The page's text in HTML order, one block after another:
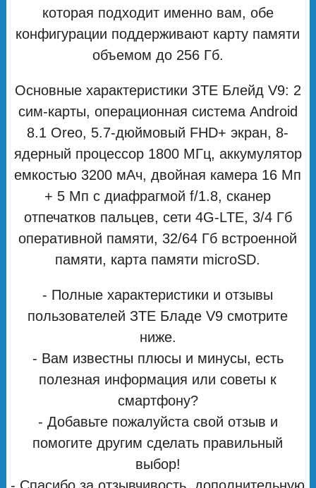
которая подходит именно вам, обе
конфигурации поддерживают карту памяти
объемом до 256 Гб.
Основные характеристики ЗТЕ Блейд V9: 2
сим-карты, операционная система Android
8.1 Oreo, 5.7-дюймовый FHD+ экран, 8-
ядерный процессор 1800 МГц, аккумулятор
емкостью 3200 мАч, двойная камера 16 Мп
+ 5 Мп с диафрагмой f/1.8, сканер
отпечатков пальцев, сети 4G-LTE, 3/4 Гб
оперативной памяти, 32/64 Гб встроенной
памяти, карта памяти microSD.
- Полные характеристики и отзывы
пользователей ЗТЕ Бладе V9 смотрите
ниже.
- Вам известны плюсы и минусы, есть
полезная информация или советы к
смартфону?
- Добавьте пожалуйста свой отзыв и
помогите другим сделать правильный
выбор!